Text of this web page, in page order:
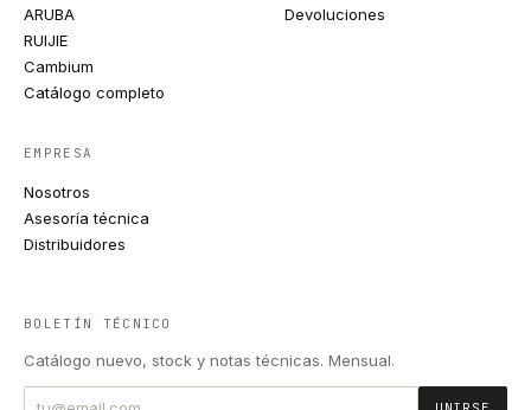
ARUBA
RUIJIE
Cambium
Catálogo completo
Devoluciones
EMPRESA
Nosotros
Asesoría técnica
Distribuidores
BOLETÍN TÉCNICO
Catálogo nuevo, stock y notas técnicas. Mensual.